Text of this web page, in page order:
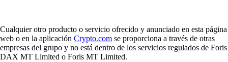
Cualquier otro producto o servicio ofrecido y anunciado en esta página
web o en la aplicación Crypto.com se proporciona a través de otras
empresas del grupo y no está dentro de los servicios regulados de Foris
DAX MT Limited o Foris MT Limited.